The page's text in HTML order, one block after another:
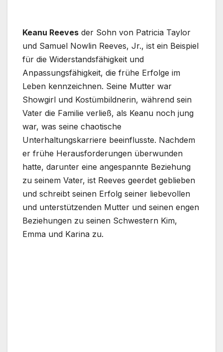
Keanu Reeves der Sohn von Patricia Taylor
und Samuel Nowlin Reeves, Jr., ist ein Beispiel
für die Widerstandsfähigkeit und
Anpassungsfähigkeit, die frühe Erfolge im
Leben kennzeichnen. Seine Mutter war
Showgirl und Kostümbildnerin, während sein
Vater die Familie verließ, als Keanu noch jung
war, was seine chaotische
Unterhaltungskarriere beeinflusste. Nachdem
er frühe Herausforderungen überwunden
hatte, darunter eine angespannte Beziehung
zu seinem Vater, ist Reeves geerdet geblieben
und schreibt seinen Erfolg seiner liebevollen
und unterstützenden Mutter und seinen engen
Beziehungen zu seinen Schwestern Kim,
Emma und Karina zu.